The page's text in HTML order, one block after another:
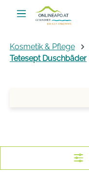
Zum Hauptinhalt springen
Kosmetik & Pflege
Tetesept Duschbäder